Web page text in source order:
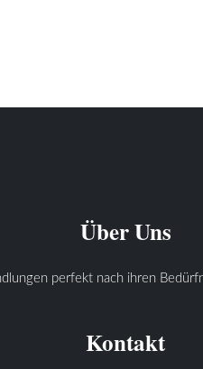
Über Uns
perfekt nach ihren
Kontakt